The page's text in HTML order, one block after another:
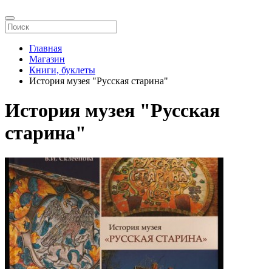
Главная
Магазин
Книги, буклеты
История музея "Русская старина"
История музея "Русская
старина"